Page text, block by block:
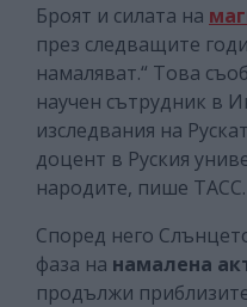
Броят и силата на
през следващите
намаляват.“ Това
научен сътрудник в
изследвания на
доцент в Руския
народите, пише ТАСС.
Според него
фаза на намалена
продължи